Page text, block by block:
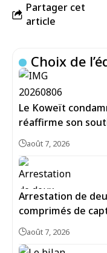
Partager cet
article
Choix de
Le Koweït
réaffirme son
août 7, 2026
Arrestation de
comprimés de
août 7, 2026